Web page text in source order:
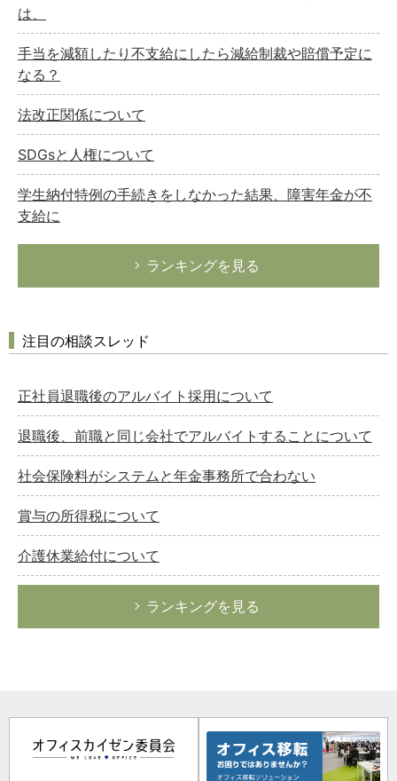
は、
手当を減額したり不支給にしたら減給制裁や賠償予定に
なる？
法改正関係について
SDGsと人権について
学生納付特例の手続きをしなかった結果、障害年金が不
支給に
ランキングを見る
注目の相談スレッド
正社員退職後のアルバイト採用について
退職後、前職と同じ会社でアルバイトすることについて
社会保険料がシステムと年金事務所で合わない
賞与の所得税について
介護休業給付について
ランキングを見る